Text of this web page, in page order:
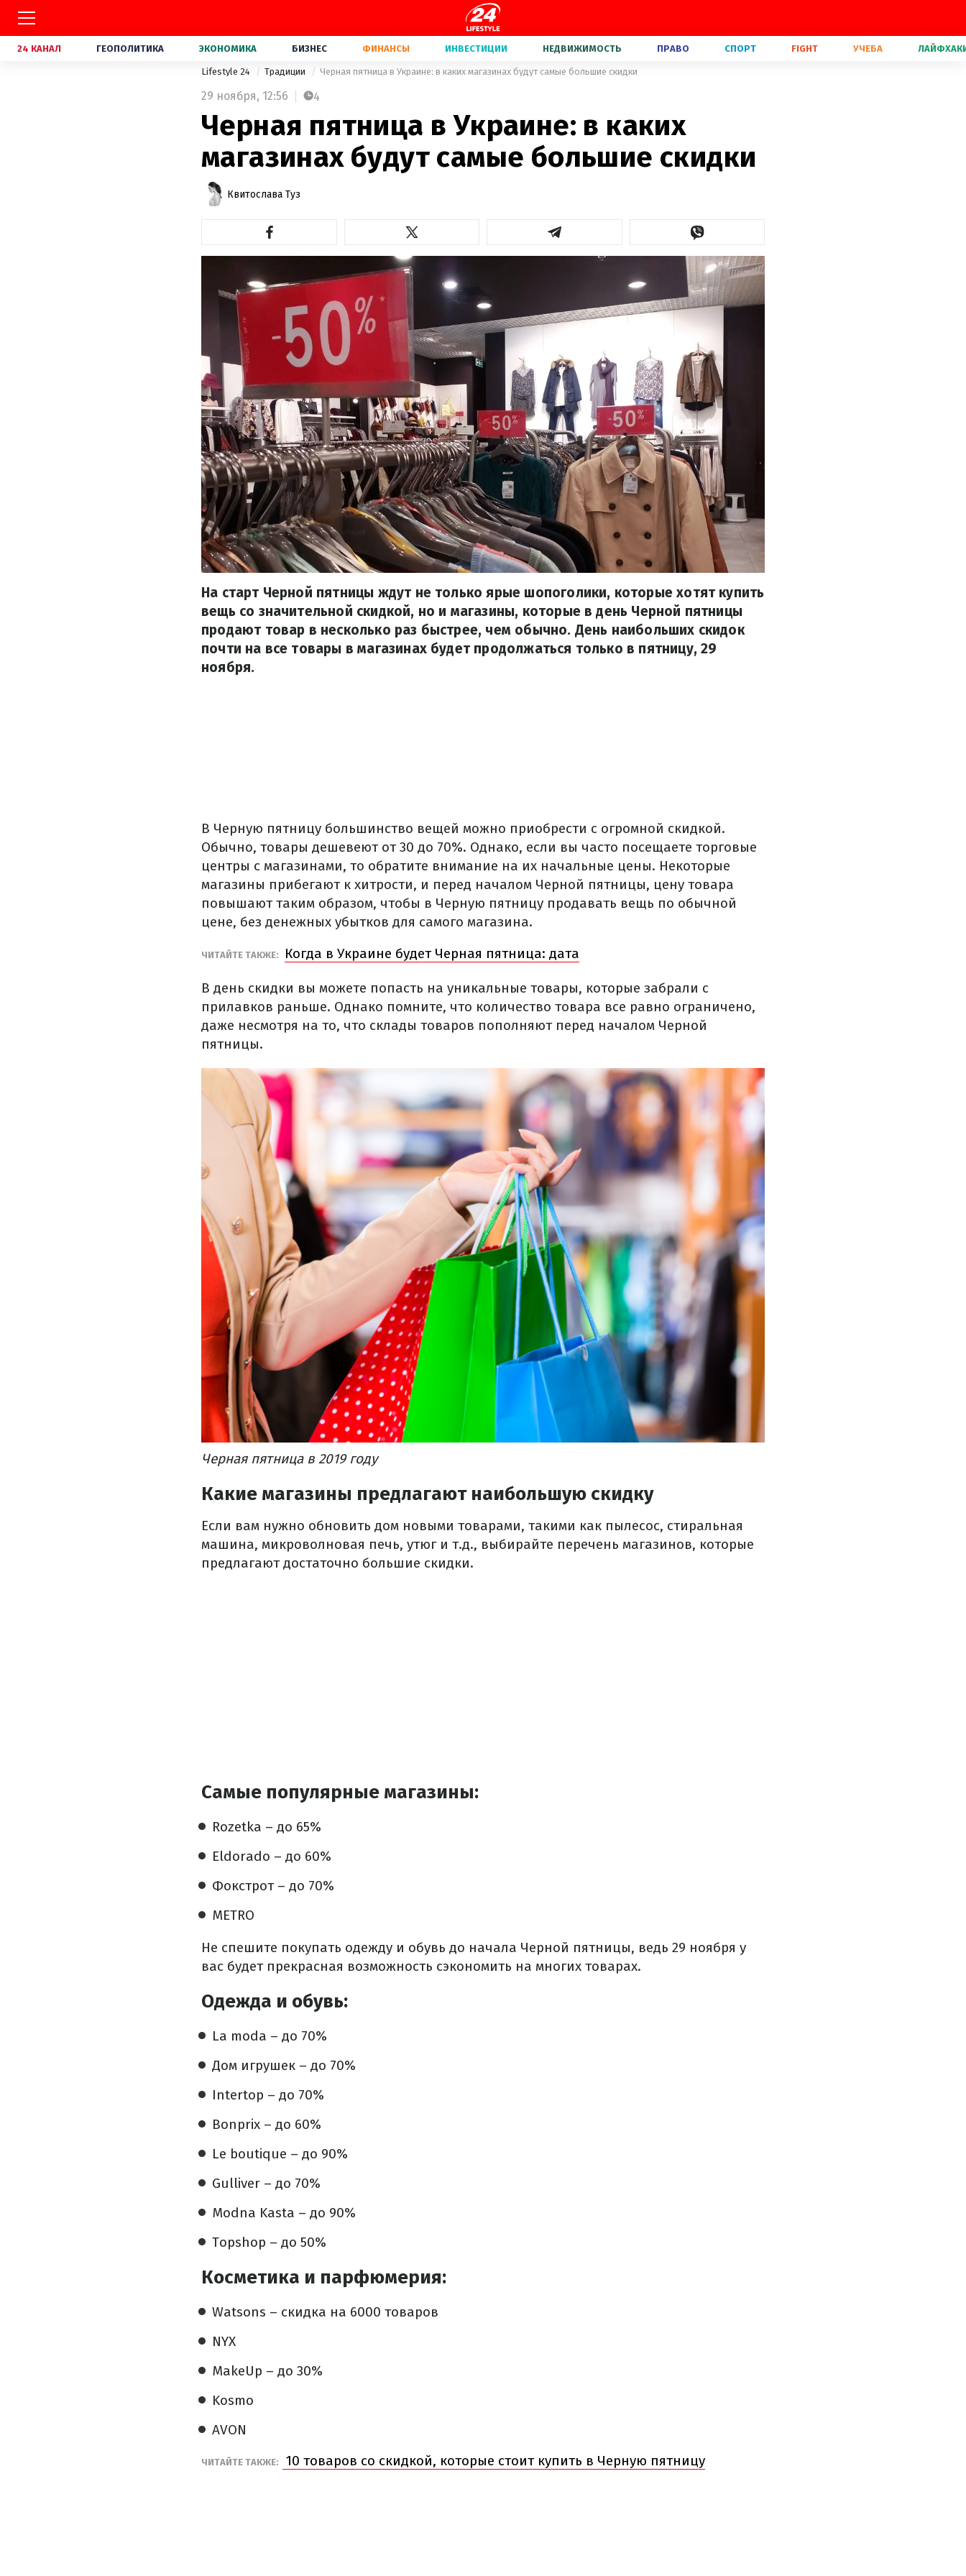
24 КАНАЛ ГЕОПОЛИТИКА ЭКОНОМИКА БИЗНЕС ФИНАНСЫ ИНВЕСТИЦИИ НЕДВИЖИМОСТЬ ПРАВО СПОРТ FIGHT УЧЕБА
Lifestyle 24 Традиции Черная пятница в Украине: в каких магазинах будут самые большие скидки
29 ноября, 12:56 4
Черная пятница в Украине: в каких
магазинах будут самые большие скидки
Квитослава Туз
На старт Черной пятницы ждут не только ярые шопоголики, которые хотят купить
вещь со значительной скидкой, но и магазины, которые в день Черной пятницы
продают товар в несколько раз быстрее, чем обычно. День наибольших скидок
почти на все товары в магазинах будет продолжаться только в пятницу, 29
ноября.
В Черную пятницу большинство вещей можно приобрести с огромной скидкой.
Обычно, товары дешевеют от 30 до 70%. Однако, если вы часто посещаете торговые
центры с магазинами, то обратите внимание на их начальные цены. Некоторые
магазины прибегают к хитрости, и перед началом Черной пятницы, цену товара
повышают таким образом, чтобы в Черную пятницу продавать вещь по обычной
цене, без денежных убытков для самого магазина.
ЧИТАЙТЕ ТАКЖЕ: Когда в Украине будет Черная пятница: дата
В день скидки вы можете попасть на уникальные товары, которые забрали с
прилавков раньше. Однако помните, что количество товара все равно ограничено,
даже несмотря на то, что склады товаров пополняют перед началом Черной
пятницы.
Черная пятница в 2019 году
Какие магазины предлагают наибольшую скидку
Если вам нужно обновить дом новыми товарами, такими как пылесос, стиральная
машина, микроволновая печь, утюг и т.д., выбирайте перечень магазинов, которые
предлагают достаточно большие скидки.
Самые популярные магазины:
Rozetka – до 65%
Eldorado – до 60%
Фокстрот – до 70%
METRO
Не спешите покупать одежду и обувь до начала Черной пятницы, ведь 29 ноября у
вас будет прекрасная возможность сэкономить на многих товарах.
Одежда и обувь:
La moda – до 70%
Дом игрушек – до 70%
Intertop – до 70%
Bonprix – до 60%
Le boutique – до 90%
Gulliver – до 70%
Modna Kasta – до 90%
Topshop – до 50%
Косметика и парфюмерия:
Watsons – скидка на 6000 товаров
NYX
MakeUp – до 30%
Kosmo
AVON
ЧИТАЙТЕ ТАКЖЕ: 10 товаров со скидкой, которые стоит купить в Черную пятницу